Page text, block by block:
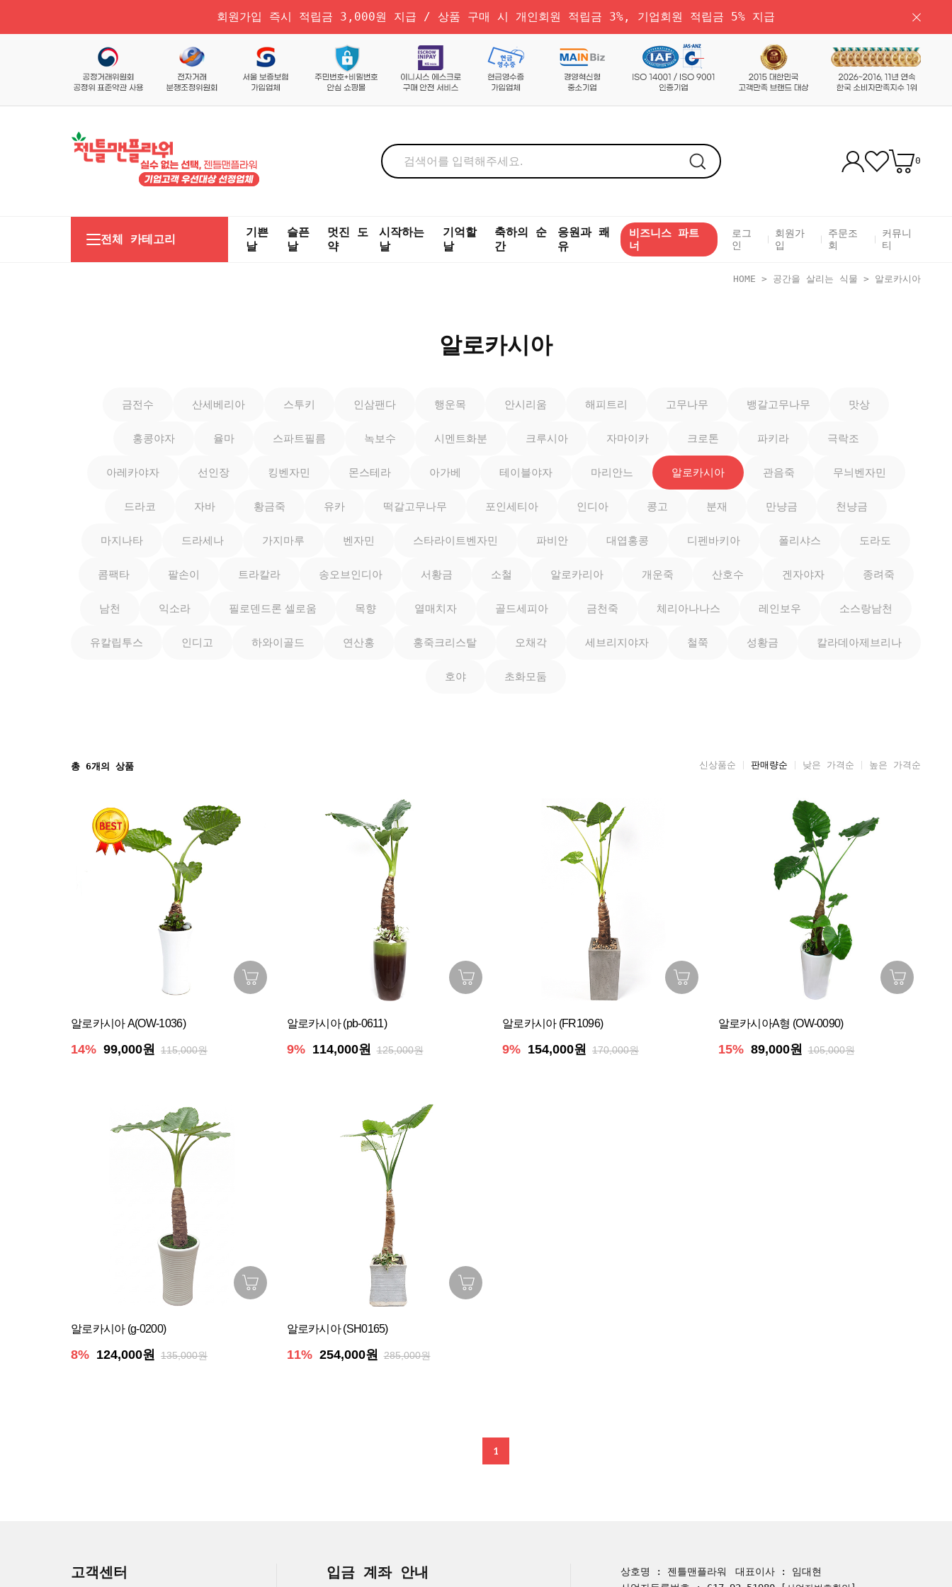
회원가입 즉시 적립금 3,000원 지급 / 상품 구매 시 개인회원 적립금 3%, 기업회원 적립금 5% 지급
0
전체 카테고리
기쁜
날
슬픈
날
멋진 도
약
시작하는
날
기억할
날
축하의 순
간
응원과 쾌
유
비즈니스 파트
너
로그
인
회원가
입
주문조
회
커뮤니
티
HOME > 공간을 살리는 식물 > 알로카시아
알로카시아
금전수 산세베리아 스투키 인삼팬다 행운목 안시리움 해피트리 고무나무 뱅갈고무나무 맛상
홍콩야자 율마 스파트필름 녹보수 시멘트화분 크루시아 자마이카 크로톤 파키라 극락조
아레카야자 선인장 킹벤자민 몬스테라 아가베 테이블야자 마리안느 알로카시아 관음죽 무늬벤자민
드라코 자바 황금죽 유카 떡갈고무나무 포인세티아 인디아 콩고 분재 만냥금 천냥금
마지나타 드라세나 가지마루 벤자민 스타라이트벤자민 파비안 대엽홍콩 디펜바키아 폴리샤스 도라도
콤팩타 팔손이 트라칼라 송오브인디아 서황금 소철 알로카리아 개운죽 산호수 겐자야자 종려죽
남천 익소라 필로덴드론 셀로움 목향 열매치자 골드세피아 금천죽 체리아나나스 레인보우 소스랑남천
유칼립투스 인디고 하와이골드 연산홍 홍죽크리스탈 오채각 세브리지야자 철쭉 성황금 칼라데아제브리나
호야 초화모둠
총 6개의 상품 신상품순 판매량순 낮은 가격순 높은 가격순
알로카시아 A(OW-1036)
14% 99,000원 115,000원
알로카시아 (pb-0611)
9% 114,000원 125,000원
알로카시아 (FR1096)
9% 154,000원 170,000원
알로카시아A형 (OW-0090)
15% 89,000원 105,000원
알로카시아 (g-0200)
8% 124,000원 135,000원
알로카시아 (SH0165)
11% 254,000원 285,000원
1
고객센터 입금 계좌 안내 상호명 : 젠틀맨플라워
대표이사 : 임대현